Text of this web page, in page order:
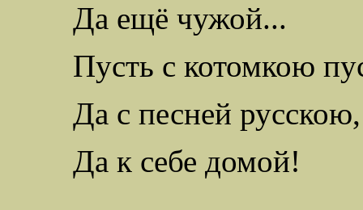
Да ещё чужой...
Пусть с котомкою
Да с песней русскою,
Да к себе домой!